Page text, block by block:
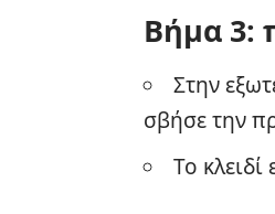
Βήμα 3:
Στην
σβήσε την
Το